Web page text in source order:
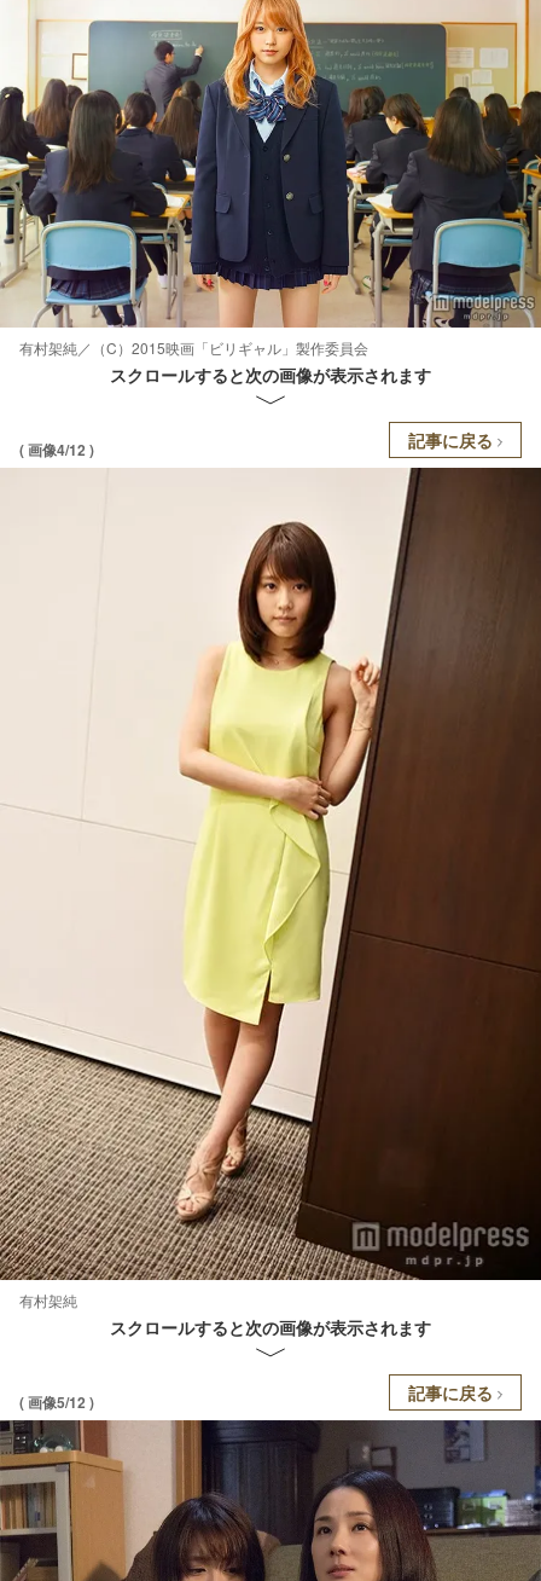
有村架純／（C）2015映画「ビリギャル」製作委員会
スクロールすると次の画像が表示されます
( 画像4/12 ) 記事に戻る
有村架純
スクロールすると次の画像が表示されます
( 画像5/12 ) 記事に戻る